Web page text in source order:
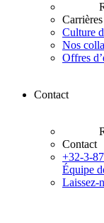
Carrières
Culture
Nos
Offres
Contact
Contact
+32-3-
Équipe
Laissez-